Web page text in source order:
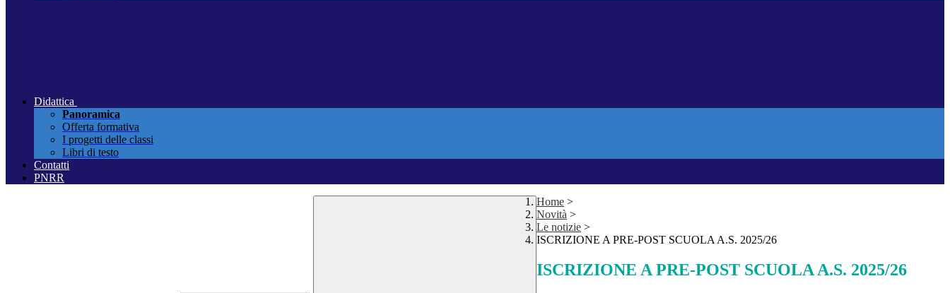
Didattica
Panoramica
Offerta formativa
I progetti delle classi
Libri di testo
Contatti
PNRR
Home >
Novità >
Le notizie >
ISCRIZIONE A PRE-POST SCUOLA A.S. 2025/26
ISCRIZIONE A PRE-POST SCUOLA A.S. 2025/26